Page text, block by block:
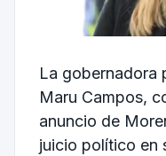
La gobernadora
Maru Campos,
anuncio de
juicio político en